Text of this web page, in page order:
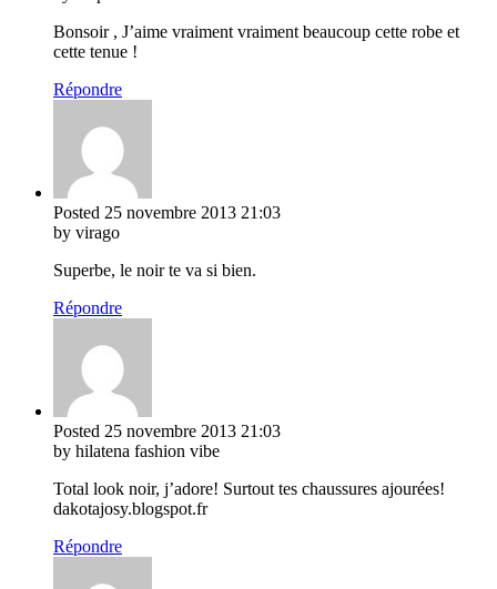
Bonsoir , J’aime vraiment vraiment beaucoup cette robe et
cette tenue !
Répondre
Posted 25 novembre 2013 21:03
by virago
Superbe, le noir te va si bien.
Répondre
Posted 25 novembre 2013 21:03
by hilatena fashion vibe
Total look noir, j’adore! Surtout tes chaussures ajourées!
dakotajosy.blogspot.fr
Répondre